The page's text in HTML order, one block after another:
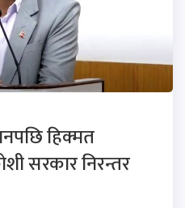
हिक्मत
सरकार निरन्तर